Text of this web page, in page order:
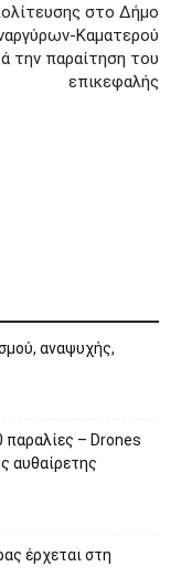
στο Δήμο
Καματερού
την παραίτηση του
επικεφαλής
αναψυχής,
παραλίες – Drones
αυθαίρετης
έρχεται στη